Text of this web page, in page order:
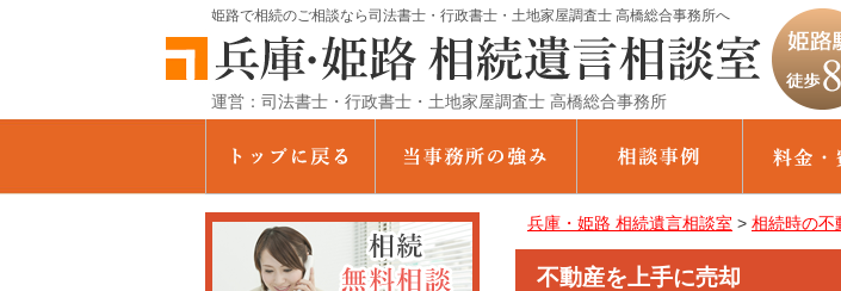
姫路で相続のご相談なら司法書士・行政書士・土地家屋調査士 高橋総合事務所へ
運営：司法書士・行政書士・土地家屋調査士 高橋総合事務所
兵庫・姫路 相続遺言相談室 > 相続時の不
不動産を上手に売却